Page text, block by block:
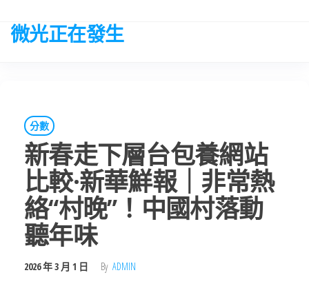
微光正在發生
分數
新春走下層台包養網站
比較·新華鮮報｜非常熱
絡“村晚”！中國村落動
聽年味
2026 年 3 月 1 日 By ADMIN